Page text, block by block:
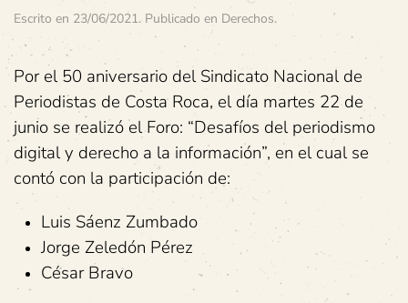
Escrito en 23/06/2021. Publicado en Derechos.
Por el 50 aniversario del Sindicato Nacional de
Periodistas de Costa Roca, el día martes 22 de
junio se realizó el Foro: “Desafíos del periodismo
digital y derecho a la información”, en el cual se
contó con la participación de:
Luis Sáenz Zumbado
Jorge Zeledón Pérez
César Bravo